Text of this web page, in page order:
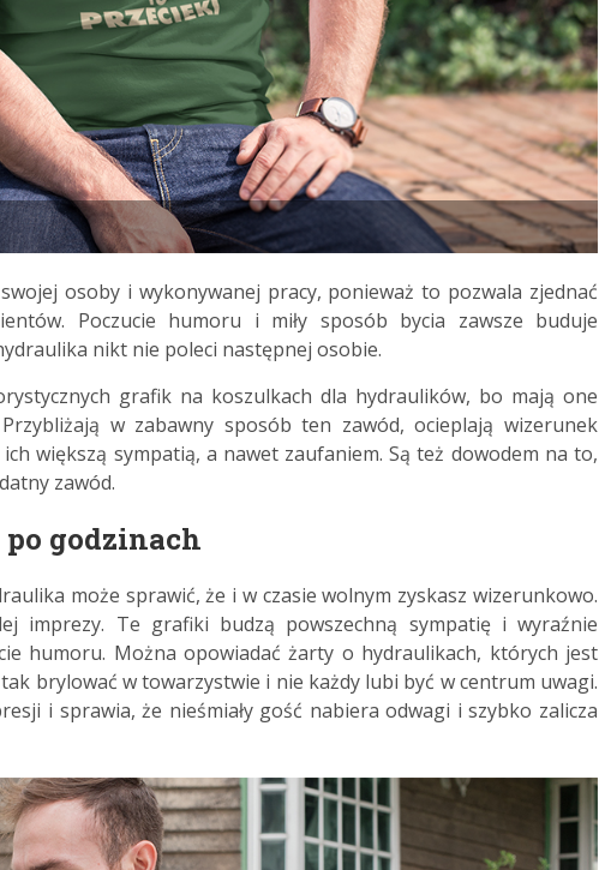
osoby i wykonywanej pracy, ponieważ to pozwala zjednać
Poczucie humoru i miły sposób bycia zawsze buduje
nikt nie poleci następnej osobie.
grafik na koszulkach dla hydraulików, bo mają one
w zabawny sposób ten zawód, ocieplają wizerunek
większą sympatią, a nawet zaufaniem. Są też dowodem na to,
zawód.
godzinach
może sprawić, że i w czasie wolnym zyskasz wizerunkowo.
imprezy. Te grafiki budzą powszechną sympatię i wyraźnie
humoru. Można opowiadać żarty o hydraulikach, których jest
brylować w towarzystwie i nie każdy lubi być w centrum uwagi.
i sprawia, że nieśmiały gość nabiera odwagi i szybko zalicza